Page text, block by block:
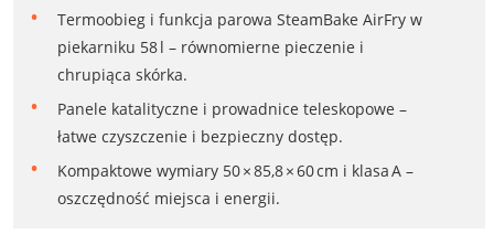
Termoobieg i funkcja parowa SteamBake AirFry w
piekarniku 58 l – równomierne pieczenie i
chrupiąca skórka.
Panele katalityczne i prowadnice teleskopowe –
łatwe czyszczenie i bezpieczny dostęp.
Kompaktowe wymiary 50 × 85,8 × 60 cm i klasa A –
oszczędność miejsca i energii.